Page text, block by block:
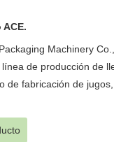
Machinery
de producción de
de fabricación de